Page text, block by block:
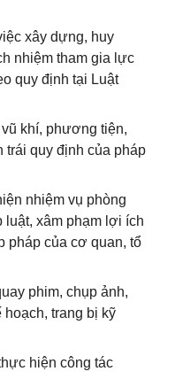
xây dựng, huy
nhiệm tham gia lực
quy định tại Luật
khí, phương tiện,
trái quy định của pháp
nhiệm vụ phòng
luật, xâm phạm lợi ích
pháp của cơ quan, tổ
phim, chụp ảnh,
hoạch, trang bị kỹ
hiện công tác